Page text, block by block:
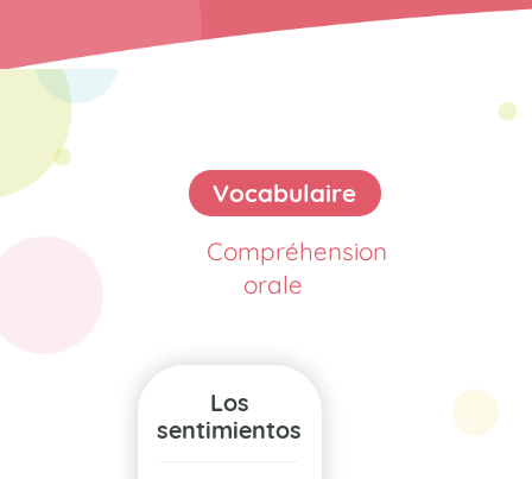
Vocabulaire
Compréhension
orale
Los
sentimientos